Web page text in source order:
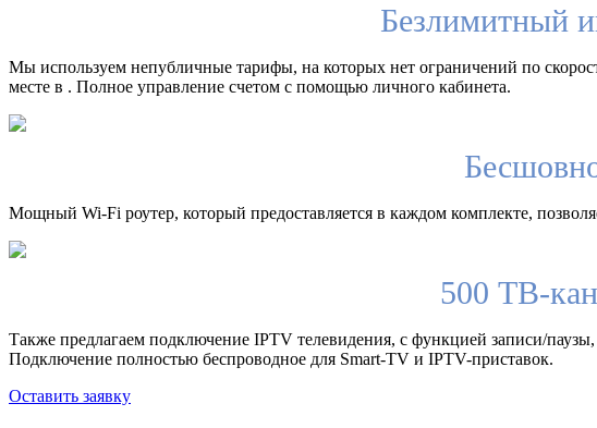
Безлимитный
Мы используем непубличные тарифы, на которых нет ограничений по
месте в . Полное управление счетом с помощью личного кабинета.
Мощный Wi-Fi роутер, который предоставляется в каждом комплекте,
500 ТВ-
Также предлагаем подключение IPTV телевидения, с функцией записи/
Подключение полностью беспроводное для Smart-TV и IPTV-приставок.
Оставить заявку